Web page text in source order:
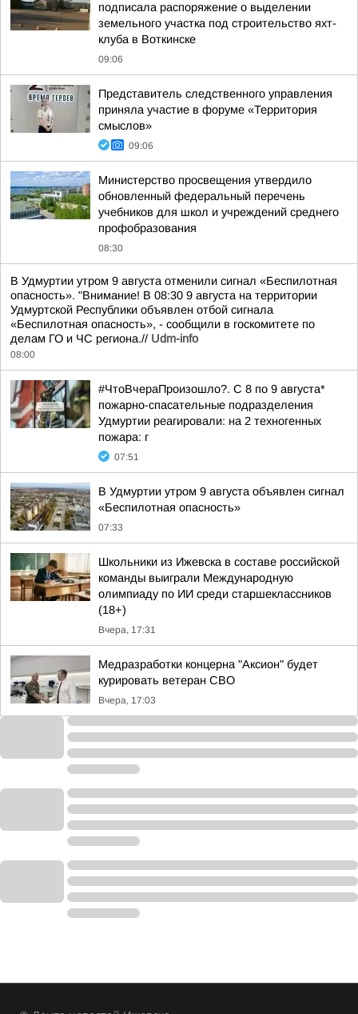
подписала распоряжение о выделении
земельного участка под строительство яхт-
клуба в Воткинске
09:06
Представитель следственного управления
приняла участие в форуме «Территория
смыслов»
09:06
Министерство просвещения утвердило
обновленный федеральный перечень
учебников для школ и учреждений среднего
профобразования
08:30
В Удмуртии утром 9 августа отменили сигнал «Беспилотная
опасность». "Внимание! В 08:30 9 августа на территории
Удмуртской Республики объявлен отбой сигнала
«Беспилотная опасность», - сообщили в госкомитете по
делам ГО и ЧС региона.// Udm-info
08:00
#ЧтоВчераПроизошло?. С 8 по 9 августа*
пожарно-спасательные подразделения
Удмуртии реагировали: на 2 техногенных
пожара: г
07:51
В Удмуртии утром 9 августа объявлен сигнал
«Беспилотная опасность»
07:33
Школьники из Ижевска в составе российской
команды выиграли Международную
олимпиаду по ИИ среди старшеклассников
(18+)
Вчера, 17:31
Медразработки концерна "Аксион" будет
курировать ветеран СВО
Вчера, 17:03